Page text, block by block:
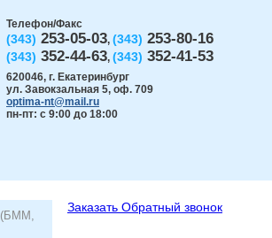
Телефон/Факс
(343) 253-05-03, (343) 253-80-16
(343) 352-44-63, (343) 352-41-53
620046, г. Екатеринбург
ул. Завокзальная 5, оф. 709
optima-nt@mail.ru
пн-пт: с 9:00 до 18:00
(БММ,
Заказать Обратный звонок